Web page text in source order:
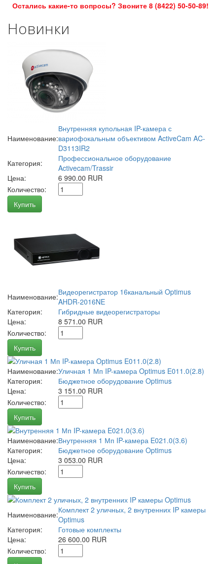
Остались какие-то вопросы? Звоните 8 (8422) 50-50-89!
Новинки
Наименование:
Внутренняя купольная IP-камера с
вариофокальным объективом ActiveCam AC-
D3113IR2
Категория:
Профессиональное оборудование
Activecam/Trassir
Цена:
6 990.00 RUR
Количество:
Купить
Наименование:Видеорегистратор 16канальный Optimus
AHDR-2016NE
Категория:
Гибридные видеорегистраторы
Цена:
8 571.00 RUR
Количество:
Купить
Наименование:Уличная 1 Мп IP-камера Optimus E011.0(2.8)
Категория:
Бюджетное оборудование Optimus
Цена:
3 151.00 RUR
Количество:
Купить
Наименование:Внутренняя 1 Мп IP-камера E021.0(3.6)
Категория:
Бюджетное оборудование Optimus
Цена:
3 053.00 RUR
Количество:
Купить
Наименование:Комплект 2 уличных, 2 внутренних IP камеры
Optimus
Категория:
Готовые комплекты
Цена:
26 600.00 RUR
Количество: